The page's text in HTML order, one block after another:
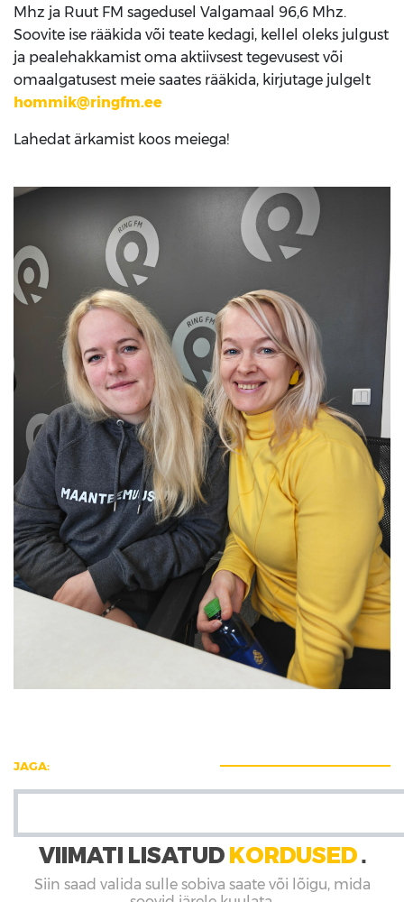
Mhz ja Ruut FM sagedusel Valgamaal 96,6 Mhz.
Soovite ise rääkida või teate kedagi, kellel oleks julgust
ja pealehakkamist oma aktiivsest tegevusest või
omaalgatusest meie saates rääkida, kirjutage julgelt
hommik@ringfm.ee
Lahedat ärkamist koos meiega!
JAGA:
VIIMATI LISATUD KORDUSED ■
Siin saad valida sulle sobiva saate või lõigu, mida